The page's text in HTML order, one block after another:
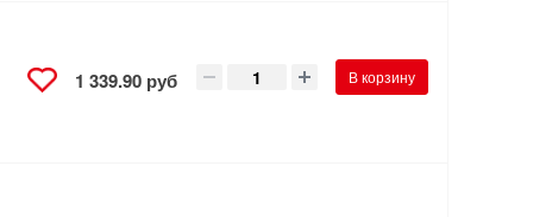
1 339.90 руб В корзину